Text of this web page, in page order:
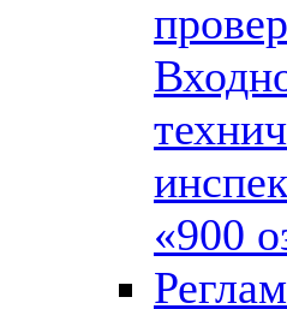
«900